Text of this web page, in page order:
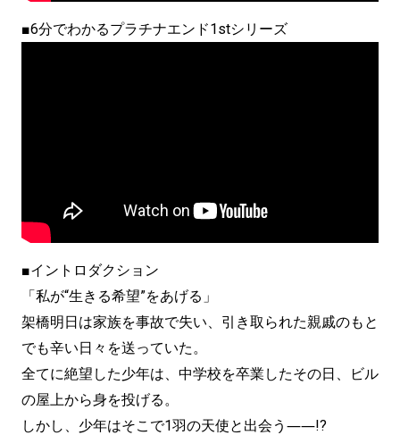
■6分でわかるプラチナエンド1stシリーズ
■イントロダクション
「私が“生きる希望”をあげる」
架橋明日は家族を事故で失い、引き取られた親戚のもと
でも辛い日々を送っていた。
全てに絶望した少年は、中学校を卒業したその日、ビル
の屋上から身を投げる。
しかし、少年はそこで1羽の天使と出会う――!?